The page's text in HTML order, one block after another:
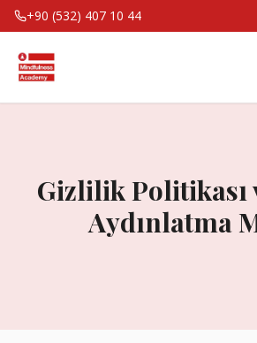
+90 (532) 407 10 44
Gizlilik Politikası
Aydınlatma